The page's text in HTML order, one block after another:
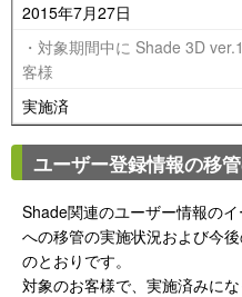
2015年7月27日
・対象期間中に Shade 3D
客様
実施済
ユーザー登録情報の移
Shade関連のユーザー情報の
への移管の実施状況および今
のとおりです。
対象のお客様で、実施済みに